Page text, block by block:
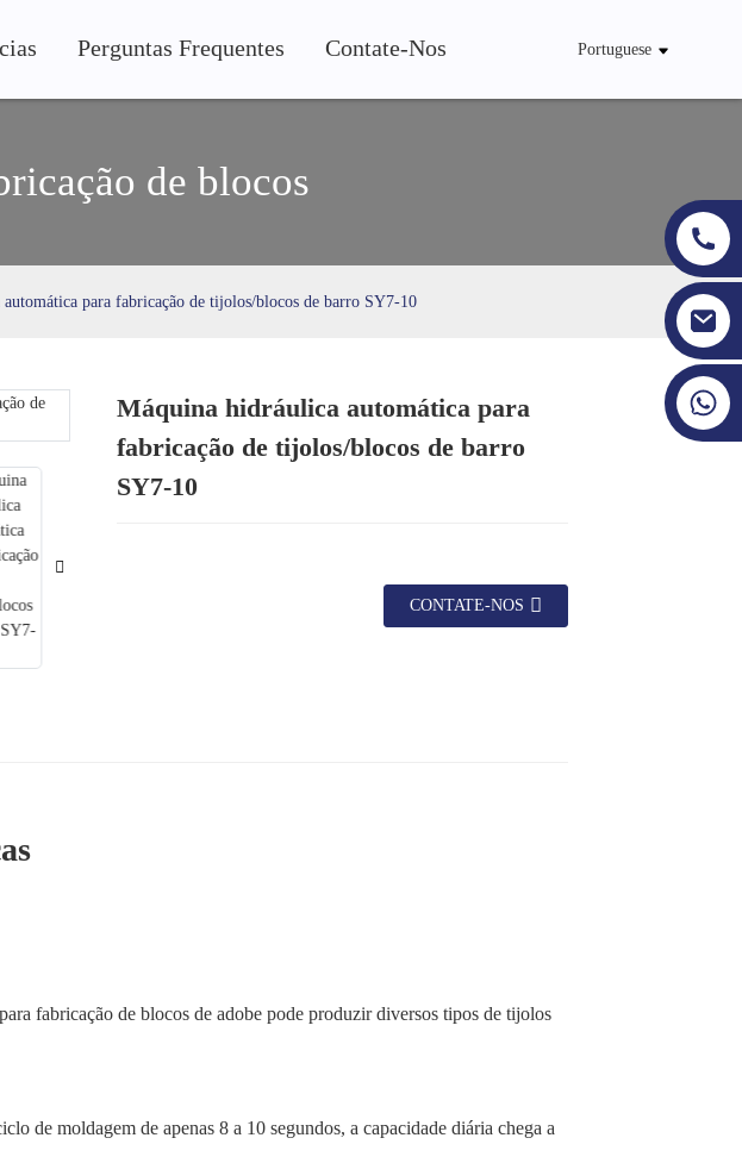
Perguntas Frequentes Contate-Nos Portuguese
de blocos
para fabricação de tijolos/blocos de barro SY7-10
Loading...
Loading... Loading...
Loading...
Máquina hidráulica automática para
fabricação de tijolos/blocos de barro
SY7-10
CONTATE-NOS
fabricação de blocos de adobe pode produzir diversos tipos de tijolos
de moldagem de apenas 8 a 10 segundos, a capacidade diária chega a